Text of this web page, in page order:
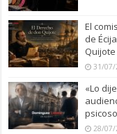
El
de
Quijote
31/07/
«Lo
28/07/